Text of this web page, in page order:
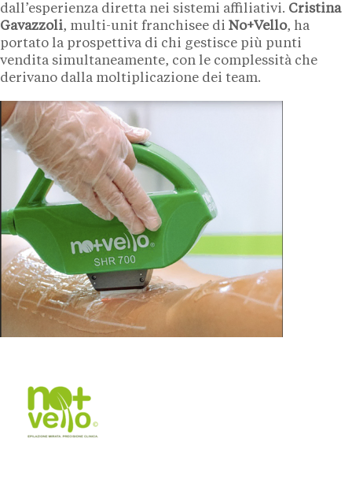
dall’esperienza diretta nei sistemi affiliativi. Cristina
Gavazzoli, multi-unit franchisee di No+Vello, ha
portato la prospettiva di chi gestisce più punti
vendita simultaneamente, con le complessità che
derivano dalla moltiplicazione dei team.